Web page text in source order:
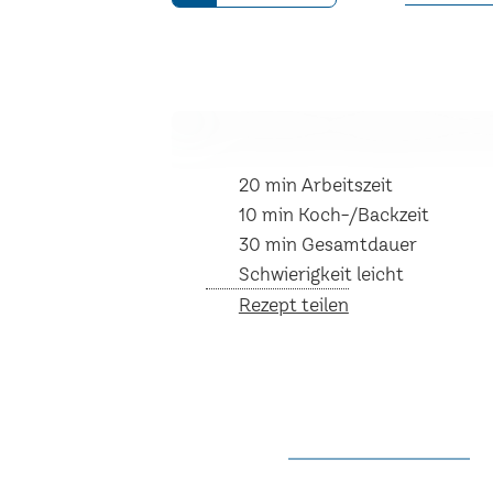
20 min Arbeitszeit
10 min Koch-/Backzeit
30 min Gesamtdauer
Schwierigkeit leicht
Rezept teilen